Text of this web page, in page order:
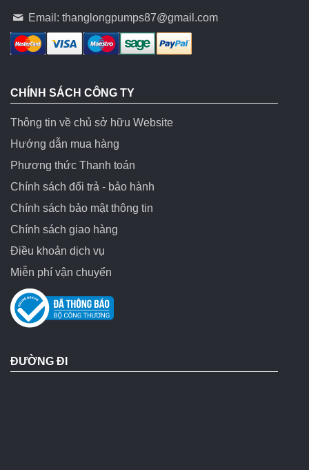
Email:thanglongpumps87@gmail.com
CHÍNH SÁCH CÔNG TY
Thông tin về chủ sở hữu Website
Hướng dẫn mua hàng
Phương thức Thanh toán
Chính sách đổi trả - bảo hành
Chính sách bảo mật thông tin
Chính sách giao hàng
Điều khoản dịch vụ
Miễn phí vận chuyển
ĐƯỜNG ĐI